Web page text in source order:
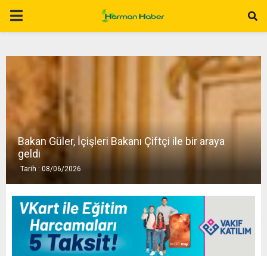
P
M
ABakan Güler, İçişleri Bakanı Çiftçi ile bir araya
geldi
Tarih : 08/06/2026